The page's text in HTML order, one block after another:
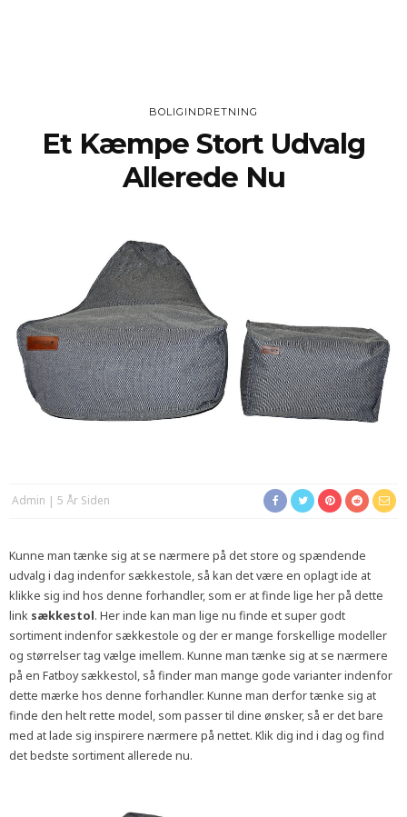
BOLIGINDRETNING
Et Kæmpe Stort Udvalg
Allerede Nu
Admin 5 År Siden
Kunne man tænke sig at se nærmere på det store og spændende
udvalg i dag indenfor sækkestole, så kan det være en oplagt ide at
klikke sig ind hos denne forhandler, som er at finde lige her på dette
link sækkestol. Her inde kan man lige nu finde et super godt
sortiment indenfor sækkestole og der er mange forskellige modeller
og størrelser tag vælge imellem. Kunne man tænke sig at se nærmere
på en Fatboy sækkestol, så finder man mange gode varianter indenfor
dette mærke hos denne forhandler. Kunne man derfor tænke sig at
finde den helt rette model, som passer til dine ønsker, så er det bare
med at lade sig inspirere nærmere på nettet. Klik dig ind i dag og find
det bedste sortiment allerede nu.